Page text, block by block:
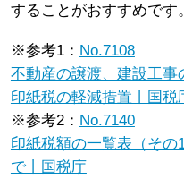
することがおすすめです。
※参考1： No.7108
不動産の譲渡、建設工事
印紙税の軽減措置丨国税
※参考2： No.7140
印紙税額の一覧表（その
で丨国税庁